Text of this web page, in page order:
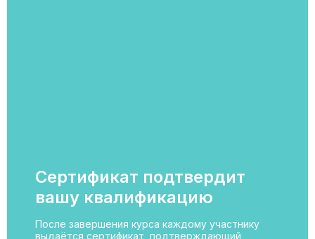
Сертификат подтвердит
вашу квалификацию
После завершения курса каждому участнику
выдаётся сертификат, подтверждающий